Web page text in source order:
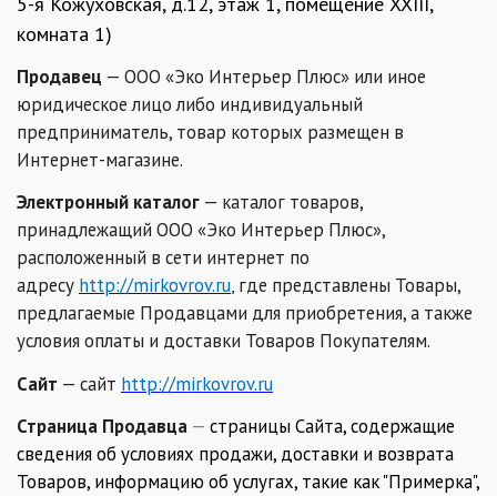
комната 1)
Продавец — ООО «Эко Интерьер Плюс» или иное
юридическое лицо либо индивидуальный
предприниматель, товар которых размещен в
Интернет-магазине.
Электронный каталог — каталог товаров,
принадлежащий ООО «Эко Интерьер Плюс»,
расположенный в сети интернет по
адресу http://mirkovrov.ru, где представлены Товары,
предлагаемые Продавцами для приобретения, а также
условия оплаты и доставки Товаров Покупателям.
Сайт — сайт http://mirkovrov.ru
Страница Продавца — страницы Сайта, содержащие
сведения об условиях продажи, доставки и возврата
Товаров, информацию об услугах, такие как "Примерка",